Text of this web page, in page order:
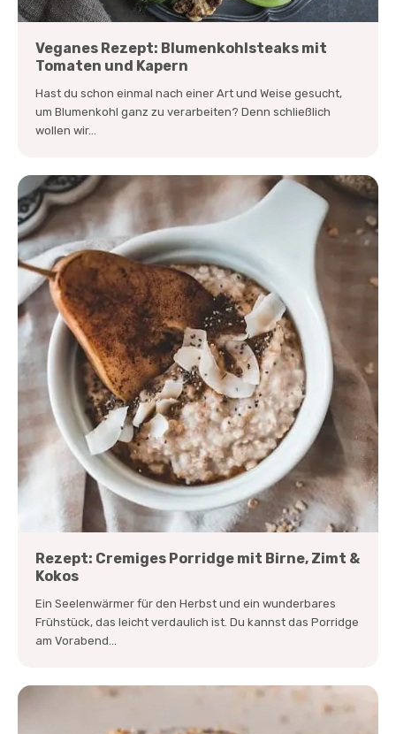
Veganes Rezept: Blumenkohlsteaks mit
Tomaten und Kapern
Hast du schon einmal nach einer Art und Weise gesucht,
um Blumenkohl ganz zu verarbeiten? Denn schließlich
wollen wir...
Rezept: Cremiges Porridge mit Birne, Zimt &
Kokos
Ein Seelenwärmer für den Herbst und ein wunderbares
Frühstück, das leicht verdaulich ist. Du kannst das Porridge
am Vorabend...